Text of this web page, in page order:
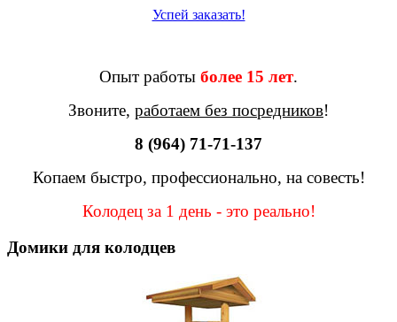
Успей заказать!
Опыт работы более 15 лет.
Звоните, работаем без посредников!
8 (964) 71-71-137
Копаем быстро, профессионально, на совесть!
Колодец за 1 день - это реально!
Домики для колодцев